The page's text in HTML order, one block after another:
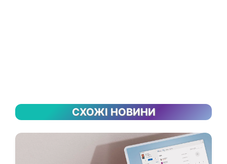
СХОЖІ НОВИНИ